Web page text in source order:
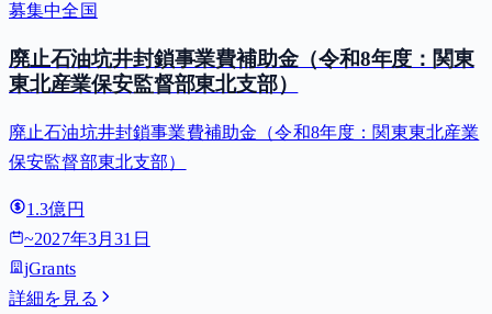
募集中全国
廃止石油坑井封鎖事業費補助金（令和8年度：関東
東北産業保安監督部東北支部）
廃止石油坑井封鎖事業費補助金（令和8年度：関東東北産業
保安監督部東北支部）
1.3億円
~2027年3月31日
jGrants
詳細を見る